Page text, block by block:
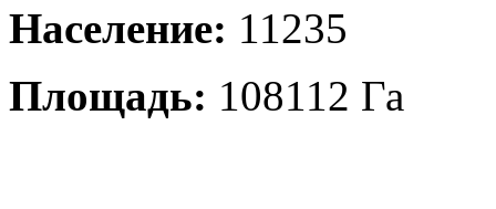
Население: 11235
Площадь: 108112 Га